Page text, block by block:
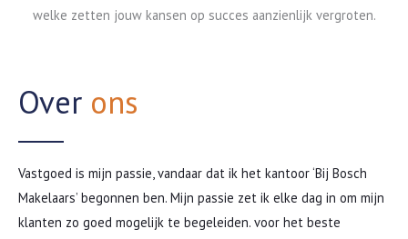
welke zetten jouw kansen op succes aanzienlijk vergroten.
Over ons
Vastgoed is mijn passie, vandaar dat ik het kantoor ‘Bij Bosch
Makelaars’ begonnen ben. Mijn passie zet ik elke dag in om mijn
klanten zo goed mogelijk te begeleiden. voor het beste